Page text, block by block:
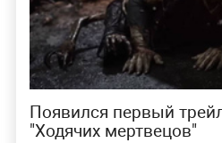
Появился первый
"Ходячих мертвецов"